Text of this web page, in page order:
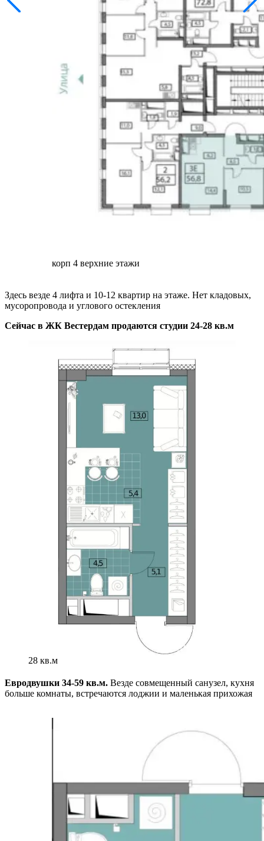
корп 4 верхние этажи
Здесь везде 4 лифта и 10-12 квартир на этаже. Нет кладовых,
мусоропровода и углового остекления
Сейчас в ЖК Вестердам продаются студии 24-28 кв.м
28 кв.м
Евродвушки 34-59 кв.м. Везде совмещенный санузел, кухня
больше комнаты, встречаются лоджии и маленькая прихожая